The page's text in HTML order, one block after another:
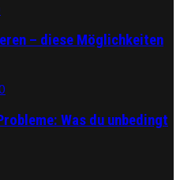
– diese Möglichkeiten
Was du unbedingt